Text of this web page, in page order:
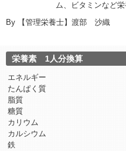
ム、ビタミンなど
By
【管理栄養士】渡部 沙織
栄養素 1人分換算
エネルギー
たんぱく質
脂質
糖質
カリウム
カルシウム
鉄